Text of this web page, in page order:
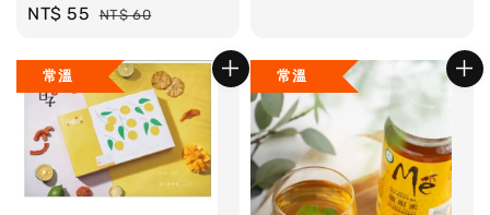
Sale
NT$ 55 Regular
NT$ 60
常溫 常溫